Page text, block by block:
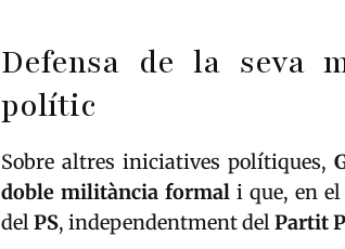
Defensa de la seva
polític
Sobre altres iniciatives polítiques,
doble militància formal i que, en
delPS, independentment delPartit